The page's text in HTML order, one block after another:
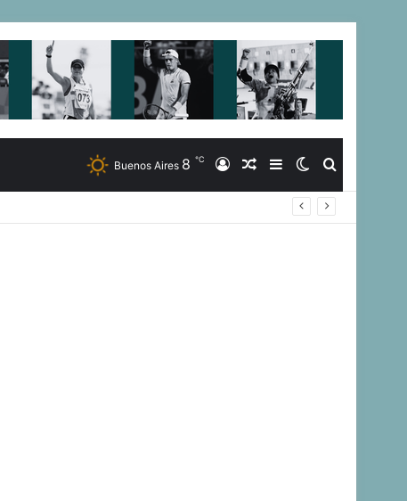
Buscar
Switch
skin
Barra
Lateral
Artículo
Aleatorio
Iniciar
Buenos Aires 8 ℃